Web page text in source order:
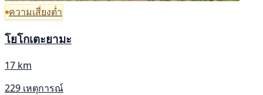
ความเสี่ยงต่ำ
โยโกเตะยามะ
17 km
229 เหตุการณ์